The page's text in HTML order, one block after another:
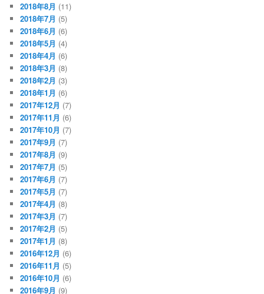
2018年8月 (11)
2018年7月 (5)
2018年6月 (6)
2018年5月 (4)
2018年4月 (6)
2018年3月 (8)
2018年2月 (3)
2018年1月 (6)
2017年12月 (7)
2017年11月 (6)
2017年10月 (7)
2017年9月 (7)
2017年8月 (9)
2017年7月 (5)
2017年6月 (7)
2017年5月 (7)
2017年4月 (8)
2017年3月 (7)
2017年2月 (5)
2017年1月 (8)
2016年12月 (6)
2016年11月 (5)
2016年10月 (6)
2016年9月 (9)